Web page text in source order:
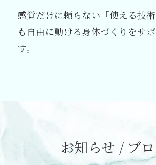
感覚だけに頼らない「使える技
も自由に動ける身体づくりをサ
す。
お知らせ / ブ